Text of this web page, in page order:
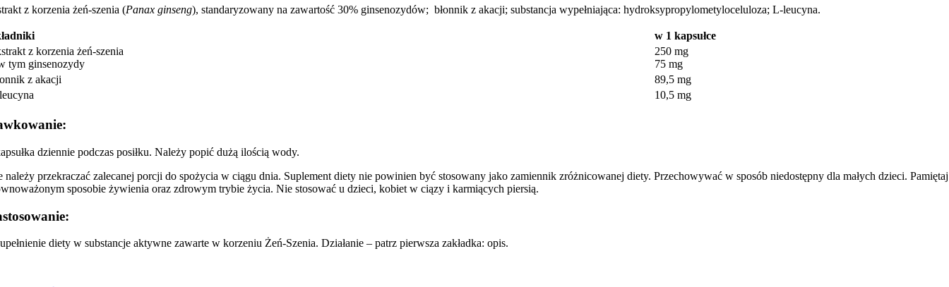
z korzenia żeń-szenia (Panax ginseng), standaryzowany na zawartość 30% ginsenozydów; błonnik z akacji; substancja wypełniająca: hydroksypropylometyloceluloza; L-leucyna.
w 1 kapsułce
z korzenia żeń-szenia
tym ginsenozydy
250 mg
75 mg
z akacji
89,5 mg
10,5 mg
dziennie podczas posiłku. Należy popić dużą ilością wody.
należy przekraczać zalecanej porcji do spożycia w ciągu dnia. Suplement diety nie powinien być stosowany jako zamiennik zróżnicowanej diety. Przechowywać w sposób niedostępny dla małych dzieci.
sposobie żywienia oraz zdrowym trybie życia. Nie stosować u dzieci, kobiet w ciązy i karmiących piersią.
diety w substancje aktywne zawarte w korzeniu Żeń-Szenia. Działanie – patrz pierwsza zakładka: opis.